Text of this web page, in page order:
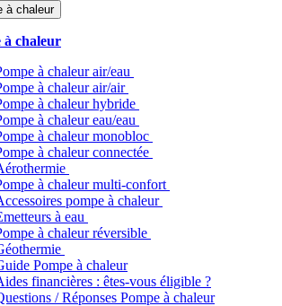
à chaleur
à chaleur
à chaleur air/eau
à chaleur air/air
à chaleur hybride
à chaleur​ eau/eau
à chaleur monobloc
à chaleur connectée
à chaleur multi-confort
pompe à chaleur
à eau
à chaleur réversible
Pompe à chaleur
financières : êtes-vous éligible ?
/ Réponses Pompe à chaleur